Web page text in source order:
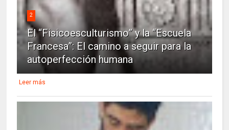
2
El “Fisicoesculturismo” y la “Escuela
Francesa”: El camino a seguir para la
autoperfección humana
Leer más